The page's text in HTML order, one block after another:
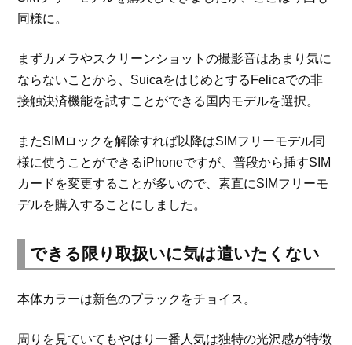
同様に。
まずカメラやスクリーンショットの撮影音はあまり気に
ならないことから、SuicaをはじめとするFelicaでの非
接触決済機能を試すことができる国内モデルを選択。
またSIMロックを解除すれば以降はSIMフリーモデル同
様に使うことができるiPhoneですが、普段から挿すSIM
カードを変更することが多いので、素直にSIMフリーモ
デルを購入することにしました。
できる限り取扱いに気は遣いたくない
本体カラーは新色のブラックをチョイス。
周りを見ていてもやはり一番人気は独特の光沢感が特徴